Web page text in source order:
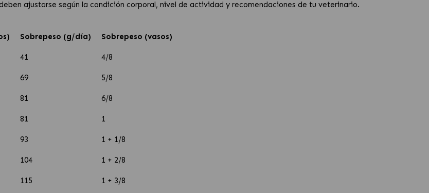
ajustarse según la condición corporal, nivel de actividad y recomendaciones de tu veterinario.
Sobrepeso (g/día) Sobrepeso (vasos)
41 4/8
69 5/8
81 6/8
81 1
93 1 + 1/8
104 1 + 2/8
115 1 + 3/8